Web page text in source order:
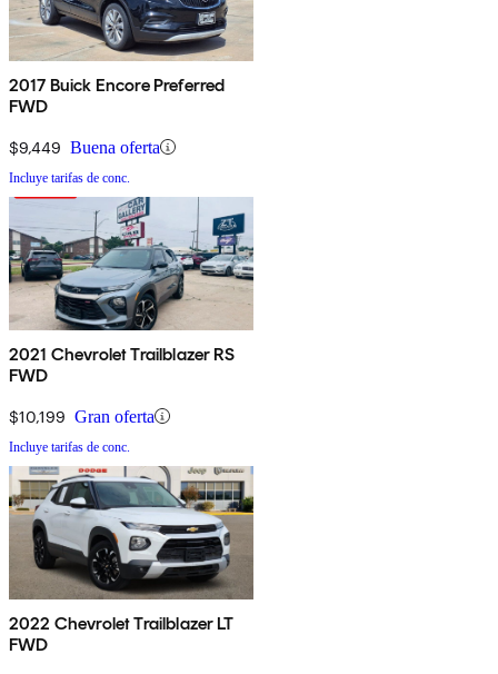
2017 Buick Encore Preferred
FWD
$9,449 Buena oferta
Incluye tarifas de conc.
2021 Chevrolet Trailblazer RS
FWD
$10,199 Gran oferta
Incluye tarifas de conc.
2022 Chevrolet Trailblazer LT
FWD